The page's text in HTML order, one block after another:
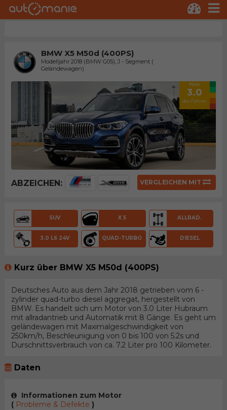
BMW X5 M50d (400PS)
Modelljahr 2018 (BMW G05), J - Segment (
Geländewagen)
Note
3.0
der Fahrer
ABZEICHEN: VERGLEICHEN MIT
SUV X 5 ALLRAD.
3.0 L6 24V QUAD-TURBO DIESEL
Kurz über BMW X5 M50d (400PS)
Deutsches Auto aus dem Jahr 2018 getrieben vom 6 -
zylinder quad-turbo diesel aggregat, hergestellt von
BMW. Es handelt sich um Motor von 3.0 Liter Hubraum
mit allradantrieb und Automatik mit 8 Gänge. Es geht um
geländewagen mit Maximalgeschwindigkeit von
250km/h, Beschleunigung von 0 bis 100 von 5.2s und
Durschnittsverbrauch von ca. 7.2 Liter pro 100 Kilometer.
Daten
Informationen zum Motor
(Probleme & Defekte )